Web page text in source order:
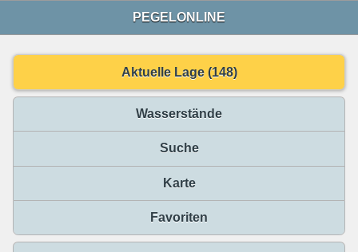
PEGELONLINE
Aktuelle Lage (148)
Wasserstände
Suche
Karte
Favoriten